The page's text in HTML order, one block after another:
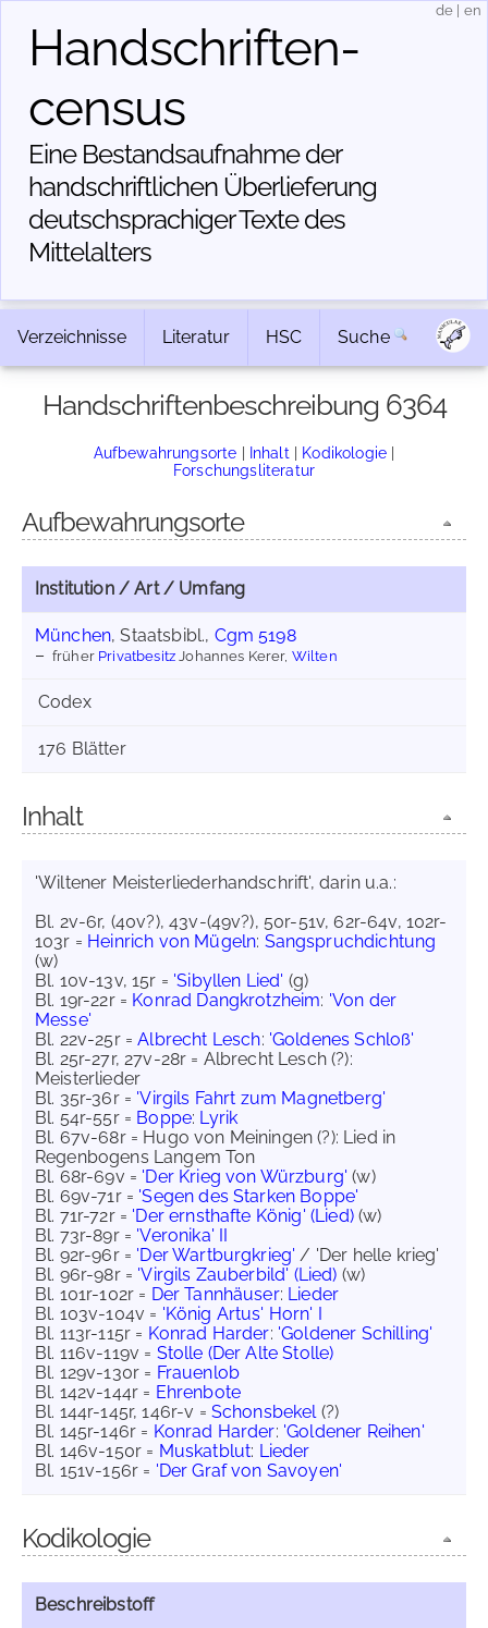
Handschriften­
census
Eine Bestandsaufnahme der
handschriftlichen Über­lieferung
deutschsprachiger Texte des
Mittelalters
de en
Verzeichnisse Literatur HSC Suche
Handschriftenbeschreibung 6364
Aufbewahrungsorte | Inhalt | Kodikologie |
Forschungsliteratur
Aufbewahrungsorte
Institution / Art / Umfang
München, Staatsbibl., Cgm 5198
früher Privatbesitz Johannes Kerer, Wilten
Codex
176 Blätter
Inhalt
'Wiltener Meisterliederhandschrift', darin u.a.:
Bl. 2v-6r, (40v?), 43v-(49v?), 50r-51v, 62r-64v, 102r-
103r = Heinrich von Mügeln: Sangspruchdichtung
(w)
Bl. 10v-13v, 15r = 'Sibyllen Lied' (g)
Bl. 19r-22r = Konrad Dangkrotzheim: 'Von der
Messe'
Bl. 22v-25r =Albrecht Lesch: 'Goldenes Schloß'
Bl. 25r-27r, 27v-28r = Albrecht Lesch (?):
Meisterlieder
Bl. 35r-36r = 'Virgils Fahrt zum Magnetberg'
Bl. 54r-55r = Boppe: Lyrik
Bl. 67v-68r = Hugo von Meiningen (?): Lied in
Regenbogens Langem Ton
Bl. 68r-69v = 'Der Krieg von Würzburg' (w)
Bl. 69v-71r = 'Segen des Starken Boppe'
Bl. 71r-72r = 'Der ernsthafte König' (Lied)(w)
Bl. 73r-89r = 'Veronika' II
Bl. 92r-96r = 'Der Wartburgkrieg' / 'Der helle krieg'
Bl. 96r-98r = 'Virgils Zauberbild' (Lied) (w)
Bl. 101r-102r = Der Tannhäuser: Lieder
Bl. 103v-104v = 'König Artus' Horn' I
Bl. 113r-115r = Konrad Harder: 'Goldener Schilling'
Bl. 116v-119v = Stolle (Der Alte Stolle)
Bl. 129v-130r = Frauenlob
Bl. 142v-144r = Ehrenbote
Bl. 144r-145r, 146r-v = Schonsbekel(?)
Bl. 145r-146r = Konrad Harder: 'Goldener Reihen'
Bl. 146v-150r = Muskatblut: Lieder
Bl. 151v-156r = 'Der Graf von Savoyen'
Kodikologie
Beschreibstoff